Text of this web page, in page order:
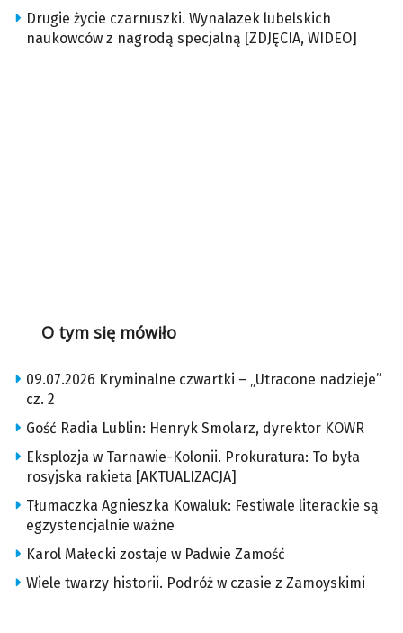
Drugie życie czarnuszki. Wynalazek lubelskich
naukowców z nagrodą specjalną [ZDJĘCIA, WIDEO]
O tym się mówiło
09.07.2026 Kryminalne czwartki – „Utracone nadzieje”
cz. 2
Gość Radia Lublin: Henryk Smolarz, dyrektor KOWR
Eksplozja w Tarnawie-Kolonii. Prokuratura: To była
rosyjska rakieta [AKTUALIZACJA]
Tłumaczka Agnieszka Kowaluk: Festiwale literackie są
egzystencjalnie ważne
Karol Małecki zostaje w Padwie Zamość
Wiele twarzy historii. Podróż w czasie z Zamoyskimi